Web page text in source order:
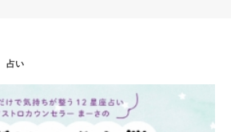
占い